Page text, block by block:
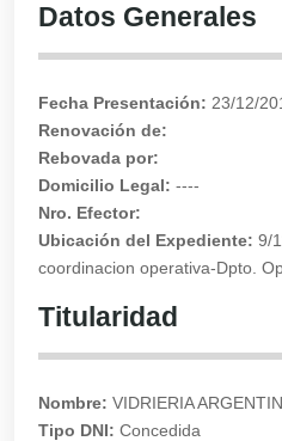
Datos Generales
Fecha Presentación: 23/12/
Renovación de:
Rebovada por:
Domicilio Legal: ----
Nro. Efector:
Ubicación del Expediente: 9/
coordinacion operativa-Dpto.
Titularidad
Nombre: VIDRIERIA
Tipo DNI: Concedida